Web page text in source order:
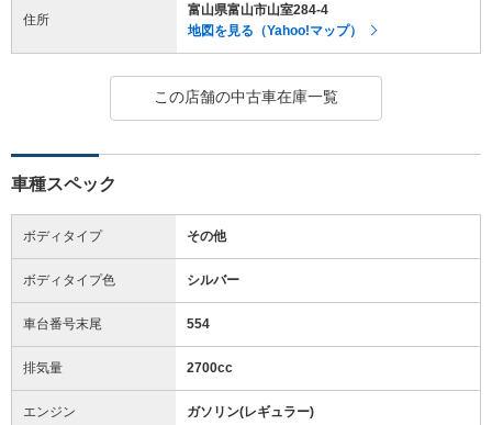
住所
富山県富山市山室284-4
地図を見る（Yahoo!マップ）
この店舗の中古車在庫一覧
車種スペック
ボディタイプ その他
ボディタイプ色 シルバー
車台番号末尾 554
排気量 2700cc
エンジン ガソリン(レギュラー)